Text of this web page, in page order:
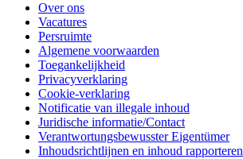
Over ons
Vacatures
Persruimte
Algemene voorwaarden
Toegankelijkheid
Privacyverklaring
Cookie-verklaring
Notificatie van illegale inhoud
Juridische informatie/Contact
Verantwortungsbewusster Eigentümer
Inhoudsrichtlijnen en inhoud rapporteren